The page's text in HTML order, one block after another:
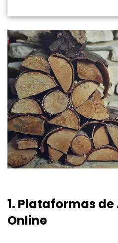
1. Plataformas de
Online